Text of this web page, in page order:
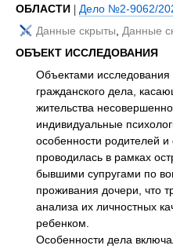
ОБЛАСТИ | Дело №2-9062/
Данные скрыты Данные
ОБЪЕКТ ИССЛЕДОВАНИЯ
Объектами
гражданского дела,
жительства
индивидуальные
особенности родителей
проводилась в рамках
бывшими супругами по
проживания дочери, что
анализа их личностных
ребенком.
Особенности дела